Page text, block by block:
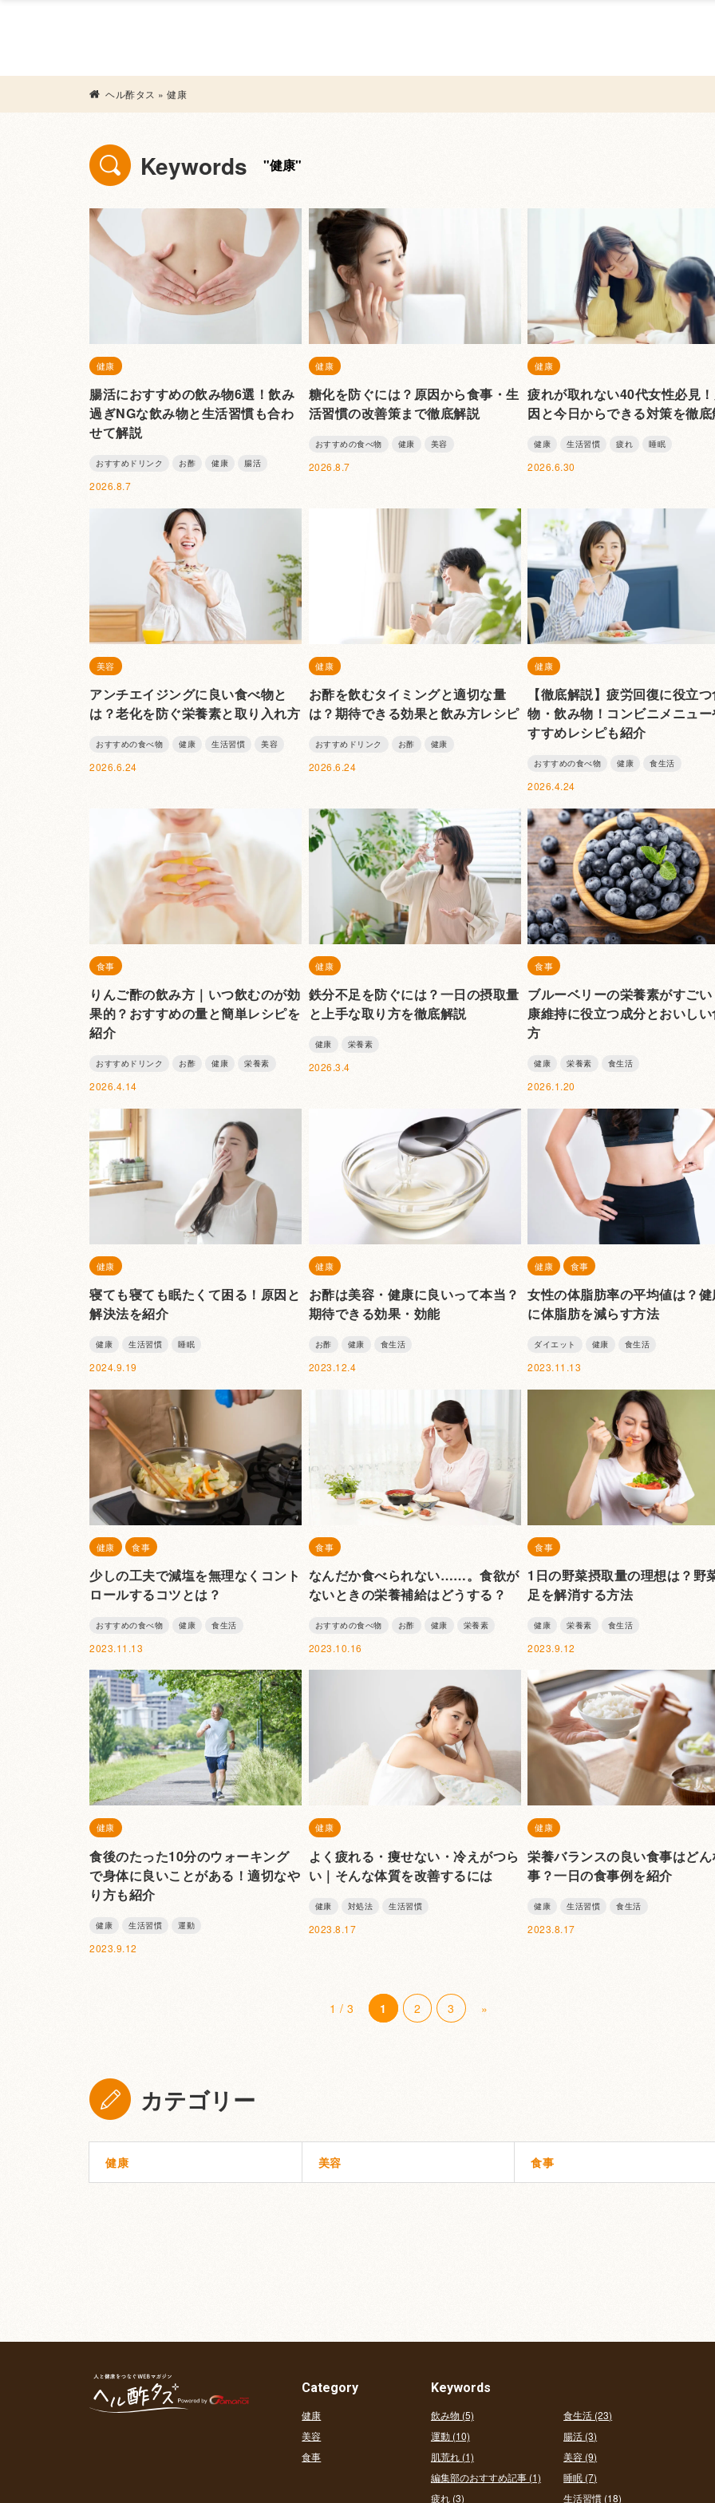
ヘル酢タス » 健康
Keywords "健康"
健康
腸活におすすめの飲み物6選！飲み
過ぎNGな飲み物と生活習慣も合わ
せて解説
おすすめドリンク お酢 健康 腸活
2026.8.7
健康
糖化を防ぐには？原因から食事・生
活習慣の改善策まで徹底解説
おすすめの食べ物 健康 美容
2026.8.7
健康
疲れが取れない40代女性必見
因と今日からできる対策を徹
健康 生活習慣 疲れ 睡眠
2026.6.30
美容
アンチエイジングに良い食べ物と
は？老化を防ぐ栄養素と取り入れ方
おすすめの食べ物 健康 生活習慣 美容
2026.6.24
健康
お酢を飲むタイミングと適切な量
は？期待できる効果と飲み方レシピ
おすすめドリンク お酢 健康
2026.6.24
健康
【徹底解説】疲労回復に役立
物・飲み物！コンビニメニュ
すすめレシピも紹介
おすすめの食べ物 健康 食生活
2026.4.24
食事
りんご酢の飲み方｜いつ飲むのが効
果的？おすすめの量と簡単レシピを
紹介
おすすめドリンク お酢 健康 栄養素
2026.4.14
健康
鉄分不足を防ぐには？一日の摂取量
と上手な取り方を徹底解説
健康 栄養素
2026.3.4
食事
ブルーベリーの栄養素がすご
康維持に役立つ成分とおいし
方
健康 栄養素 食生活
2026.1.20
健康
寝ても寝ても眠たくて困る！原因と
解決法を紹介
健康 生活習慣 睡眠
2024.9.19
健康
お酢は美容・健康に良いって本当？
期待できる効果・効能
お酢 健康 食生活
2023.12.4
健康 食事
女性の体脂肪率の平均値は？
に体脂肪を減らす方法
ダイエット 健康 食生活
2023.11.13
健康 食事
少しの工夫で減塩を無理なくコント
ロールするコツとは？
おすすめの食べ物 健康 食生活
2023.11.13
食事
なんだか食べられない……。食欲が
ないときの栄養補給はどうする？
おすすめの食べ物 お酢 健康 栄養素
2023.10.16
食事
1日の野菜摂取量の理想は？野
足を解消する方法
健康 栄養素 食生活
2023.9.12
健康
食後のたった10分のウォーキング
で身体に良いことがある！適切なや
り方も紹介
健康 生活習慣 運動
2023.9.12
健康
よく疲れる・痩せない・冷えがつら
い｜そんな体質を改善するには
健康 対処法 生活習慣
2023.8.17
健康
栄養バランスの良い食事はど
事？一日の食事例を紹介
健康 生活習慣 食生活
2023.8.17
1 / 3 1 2 3 »
カテゴリー
健康 美容 食事
Category
健康
美容
食事
Keywords
飲み物 (5)
食生活 (23)
運動 (10)
腸活 (3)
肌荒れ (1)
美容 (9)
編集部のおすすめ記事 (1)
睡眠 (7)
疲れ (3)
生活習慣 (18)